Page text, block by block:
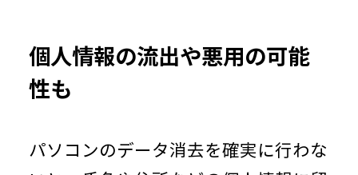
個人情報の流出や悪用の可能
性も
パソコンのデータ消去を確実に行わな